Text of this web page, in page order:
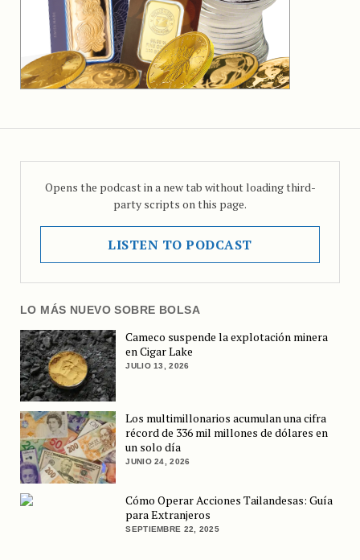
Opens the podcast in a new tab without loading third-
party scripts on this page.
LISTEN TO PODCAST
LO MÁS NUEVO SOBRE BOLSA
Cameco suspende la explotación minera
en Cigar Lake
JULIO 13, 2026
Los multimillonarios acumulan una cifra
récord de 336 mil millones de dólares en
un solo día
JUNIO 24, 2026
Cómo Operar Acciones Tailandesas: Guía
para Extranjeros
SEPTIEMBRE 22, 2025